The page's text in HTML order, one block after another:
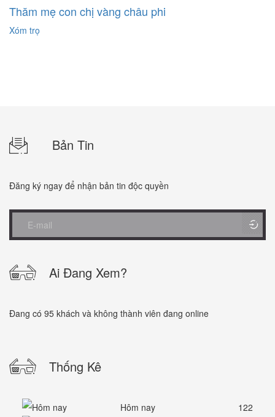
Thăm mẹ con chị vàng châu phi
Xóm trọ
Bản Tin
Đăng ký ngay để nhận bản tin độc quyền
Ai Đang Xem?
Đang có 95 khách và không thành viên đang online
Thống Kê
Hôm nay
122